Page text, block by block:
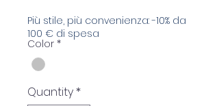
Più stile, più convenienza: -10% da
100 € di spesa
Color *
Quantity *